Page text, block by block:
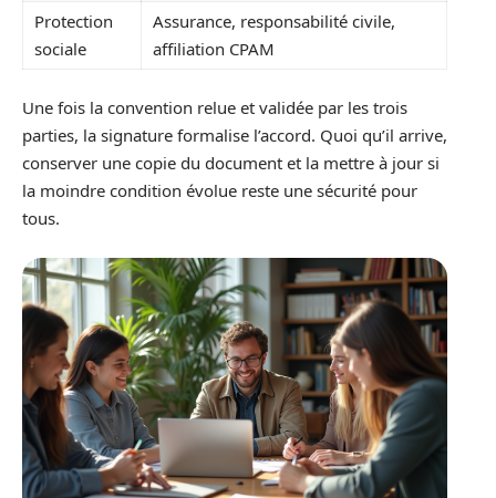
Protection
sociale
Assurance, responsabilité civile,
affiliation CPAM
Une fois la convention relue et validée par les trois
parties, la signature formalise l’accord. Quoi qu’il arrive,
conserver une copie du document et la mettre à jour si
la moindre condition évolue reste une sécurité pour
tous.